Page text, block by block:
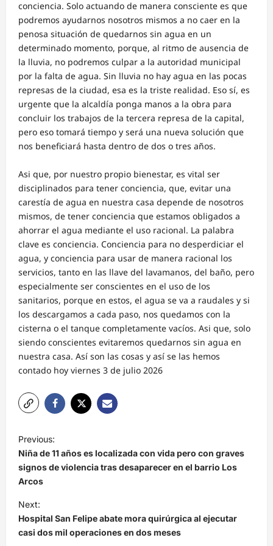
conciencia. Solo actuando de manera consciente es que
podremos ayudarnos nosotros mismos a no caer en la
penosa situación de quedarnos sin agua en un
determinado momento, porque, al ritmo de ausencia de
la lluvia, no podremos culpar a la autoridad municipal
por la falta de agua. Sin lluvia no hay agua en las pocas
represas de la ciudad, esa es la triste realidad. Eso sí, es
urgente que la alcaldía ponga manos a la obra para
concluir los trabajos de la tercera represa de la capital,
pero eso tomará tiempo y será una nueva solución que
nos beneficiará hasta dentro de dos o tres años.
Asi que, por nuestro propio bienestar, es vital ser
disciplinados para tener conciencia, que, evitar una
carestía de agua en nuestra casa depende de nosotros
mismos, de tener conciencia que estamos obligados a
ahorrar el agua mediante el uso racional. La palabra
clave es conciencia. Conciencia para no desperdiciar el
agua, y conciencia para usar de manera racional los
servicios, tanto en las llave del lavamanos, del baño, pero
especialmente ser conscientes en el uso de los
sanitarios, porque en estos, el agua se va a raudales y si
los descargamos a cada paso, nos quedamos con la
cisterna o el tanque completamente vacíos. Asi que, solo
siendo conscientes evitaremos quedarnos sin agua en
nuestra casa. Así son las cosas y así se las hemos
contado hoy viernes 3 de julio 2026
a
v
e
g
a
Previous:
Niña de 11 años es localizada con vida pero con graves
signos de violencia tras desaparecer en el barrio Los
Arcos
Next:
Hospital San Felipe abate mora quirúrgica al ejecutar
casi dos mil operaciones en dos meses